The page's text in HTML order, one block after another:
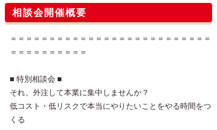
相談会開催概要
＝＝＝＝＝＝＝＝＝＝＝＝＝＝＝＝＝＝＝＝＝＝＝＝＝＝
＝＝＝＝＝＝＝＝＝＝
■ 特別相談会 ■
それ、外注して本業に集中しませんか？
低コスト・低リスクで本当にやりたいことをやる時間をつ
くる